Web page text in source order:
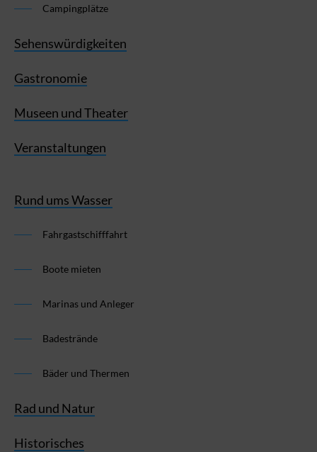
Campingplätze
Sehenswürdigkeiten
Gastronomie
Museen und Theater
Veranstaltungen
Rund ums Wasser
Fahrgastschifffahrt
Boote mieten
Marinas und Anleger
Badestrände
Bäder und Thermen
Rad und Natur
Historisches